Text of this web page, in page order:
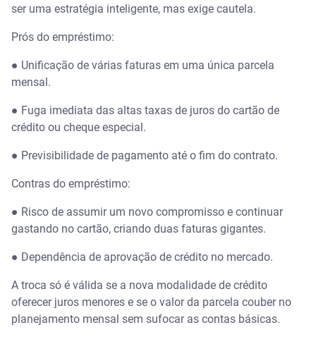
ser uma estratégia inteligente, mas exige cautela.
Prós do empréstimo:
● Unificação de várias faturas em uma única parcela
mensal.
● Fuga imediata das altas taxas de juros do cartão de
crédito ou cheque especial.
● Previsibilidade de pagamento até o fim do contrato.
Contras do empréstimo:
● Risco de assumir um novo compromisso e continuar
gastando no cartão, criando duas faturas gigantes.
● Dependência de aprovação de crédito no mercado.
A troca só é válida se a nova modalidade de crédito
oferecer juros menores e se o valor da parcela couber no
planejamento mensal sem sufocar as contas básicas.